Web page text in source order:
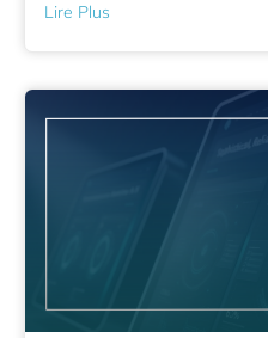
Lire Plus